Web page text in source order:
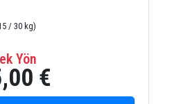
/ 30 kg)
Yön
€